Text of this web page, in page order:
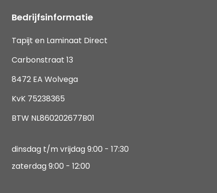
Bedrijfsinformatie
Tapijt en Laminaat Direct
Carbonstraat 13
8472 EA Wolvega
KvK 75238365
BTW NL860202677B01
dinsdag t/m vrijdag 9:00 - 17:30
zaterdag 9:00 - 12:00